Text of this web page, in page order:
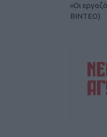
«Οι
ΒΙΝΤΕΟ)